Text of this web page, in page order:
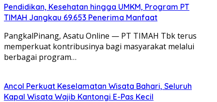
Pendidikan, Kesehatan hingga UMKM, Program PT
TIMAH Jangkau 69.653 Penerima Manfaat
PangkalPinang, Asatu Online — PT TIMAH Tbk terus
memperkuat kontribusinya bagi masyarakat melalui
berbagai program…
Ancol Perkuat Keselamatan Wisata Bahari, Seluruh
Kapal Wisata Wajib Kantongi E-Pas Kecil